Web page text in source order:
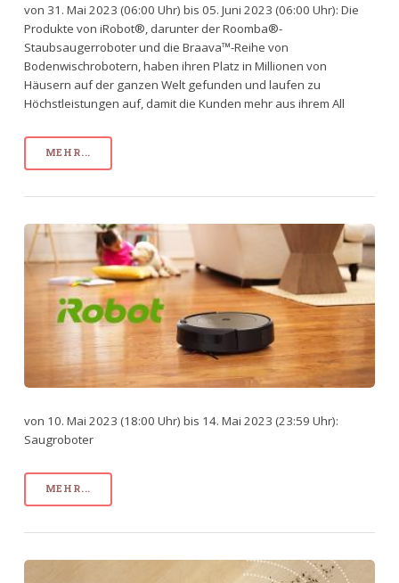
von 31. Mai 2023 (06:00 Uhr) bis 05. Juni 2023 (06:00 Uhr): Die
Produkte von iRobot®, darunter der Roomba®-
Staubsaugerroboter und die Braava™-Reihe von
Bodenwischrobotern, haben ihren Platz in Millionen von
Häusern auf der ganzen Welt gefunden und laufen zu
Höchstleistungen auf, damit die Kunden mehr aus ihrem All
MEHR...
von 10. Mai 2023 (18:00 Uhr) bis 14. Mai 2023 (23:59 Uhr):
Saugroboter
MEHR...